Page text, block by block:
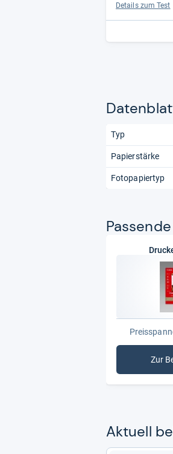
Details zum Test
Typ
Papierstärke
Fotopapiertyp
Zur
Aktu­ell